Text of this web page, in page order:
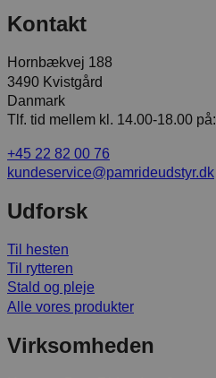
Kontakt
Hornbækvej 188
3490 Kvistgård
Danmark
Tlf. tid mellem kl. 14.00-18.00 på:
+45 22 82 00 76
kundeservice@pamrideudstyr.dk
Udforsk
Til hesten
Til rytteren
Stald og pleje
Alle vores produkter
Virksomheden